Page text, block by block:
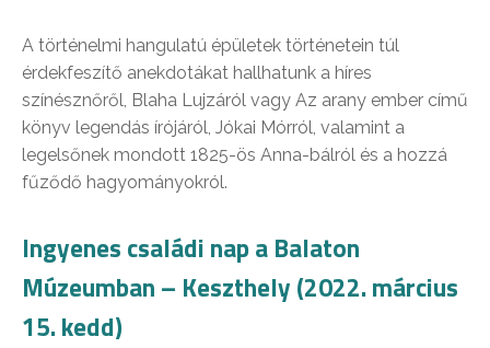
A történelmi hangulatú épületek történetein túl
érdekfeszítő anekdotákat hallhatunk a híres
színésznőről, Blaha Lujzáról vagy Az arany ember című
könyv legendás írójáról, Jókai Mórról, valamint a
legelsőnek mondott 1825-ös Anna-bálról és a hozzá
fűződő hagyományokról.
Ingyenes családi nap a Balaton
Múzeumban – Keszthely (2022. március
15. kedd)